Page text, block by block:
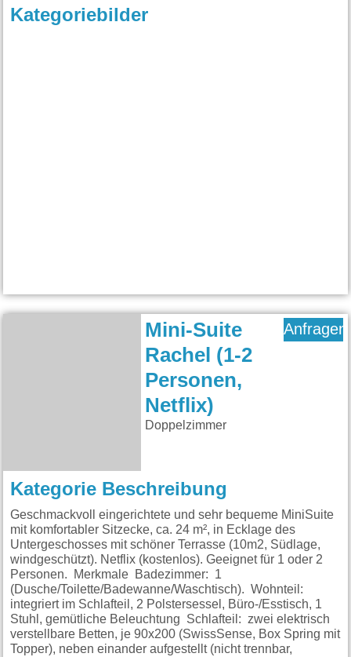
Kategoriebilder
Mini-Suite
Rachel (1-2
Personen,
Netflix)
Doppelzimmer
Anfragen
Kategorie Beschreibung
Geschmackvoll eingerichtete und sehr bequeme MiniSuite
mit komfortabler Sitzecke, ca. 24 m², in Ecklage des
Untergeschosses mit schöner Terrasse (10m2, Südlage,
windgeschützt). Netflix (kostenlos). Geeignet für 1 oder 2
Personen. Merkmale Badezimmer: 1
(Dusche/Toilette/Badewanne/Waschtisch). Wohnteil:
integriert im Schlafteil, 2 Polstersessel, Büro-/Esstisch, 1
Stuhl, gemütliche Beleuchtung Schlafteil: zwei elektrisch
verstellbare Betten, je 90x200 (SwissSense, Box Spring mit
Topper), neben einander aufgestellt (nicht trennbar,